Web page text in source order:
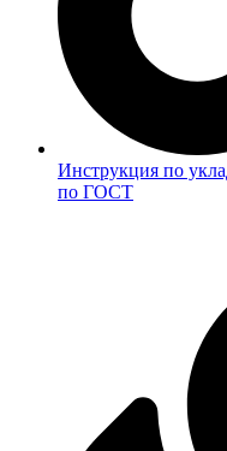
Инструкция по
по ГОСТ